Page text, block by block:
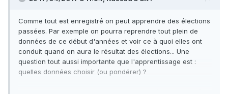
Comme tout est enregistré on peut apprendre des élections
passées. Par exemple on pourra reprendre tout plein de
données de ce début d'années et voir ce à quoi elles ont
conduit quand on aura le résultat des élections... Une
question tout aussi importante que l'apprentissage est :
quelles données choisir (ou pondérer) ?